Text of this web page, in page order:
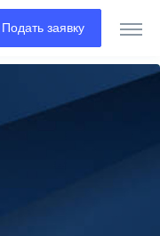
Подать заявку